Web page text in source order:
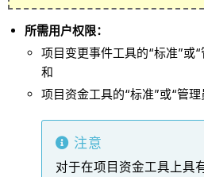
所需用户权限：
项目变更事件工具的“标准”或“
和
项目资金工具的“标准”或“管理
注意
对于在项目资金工具上具